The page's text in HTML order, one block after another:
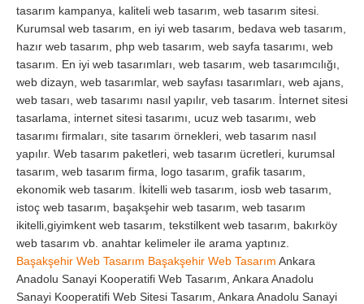
tasarım kampanya, kaliteli web tasarım, web tasarım sitesi.
Kurumsal web tasarım, en iyi web tasarım, bedava web tasarım,
hazır web tasarım, php web tasarım, web sayfa tasarımı, web
tasarım. En iyi web tasarımları, web tasarım, web tasarımcılığı,
web dizayn, web tasarımlar, web sayfası tasarımları, web ajans,
web tasarı, web tasarımı nasıl yapılır, veb tasarım. İnternet sitesi
tasarlama, internet sitesi tasarımı, ucuz web tasarımı, web
tasarımı firmaları, site tasarım örnekleri, web tasarım nasıl
yapılır. Web tasarım paketleri, web tasarım ücretleri, kurumsal
tasarım, web tasarım firma, logo tasarım, grafik tasarım,
ekonomik web tasarım. İkitelli web tasarım, iosb web tasarım,
istoç web tasarım, başakşehir web tasarım, web tasarım
ikitelli,giyimkent web tasarım, tekstilkent web tasarım, bakırköy
web tasarım vb. anahtar kelimeler ile arama yaptınız.
Başakşehir Web Tasarım Başakşehir Web Tasarım Ankara
Anadolu Sanayi Kooperatifi Web Tasarım, Ankara Anadolu
Sanayi Kooperatifi Web Sitesi Tasarım, Ankara Anadolu Sanayi